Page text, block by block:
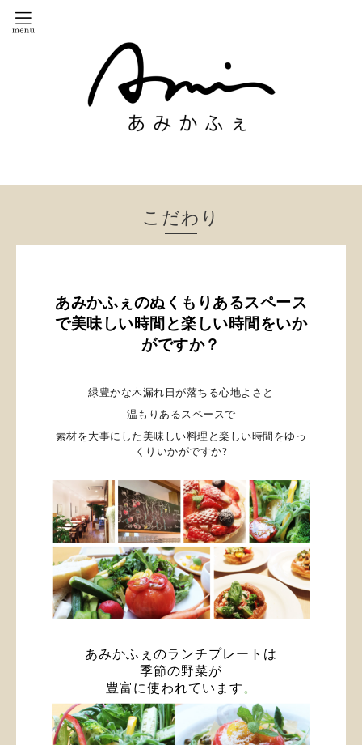
こだわり
あみかふぇのぬくもりあるスペース
で美味しい時間と楽しい時間をいか
がですか？
緑豊かな木漏れ日が落ちる心地よさと
温もりあるスペースで
素材を大事にした美味しい料理と楽しい時間をゆっ
くりいかがですか?
あみかふぇのランチプレートは
季節の野菜が
豊富に使われています 。